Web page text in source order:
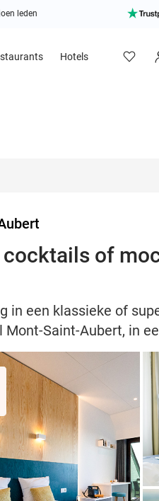
leden
Hotels
of
in een klassieke of
Saint-Aubert, in